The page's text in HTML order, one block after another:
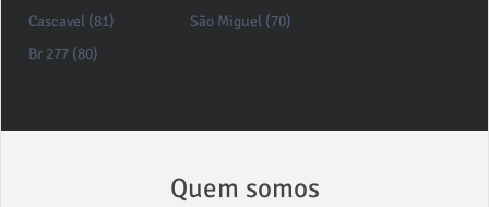
Cascavel (81)
Br 277 (80)
São Miguel (70)
Quem somos